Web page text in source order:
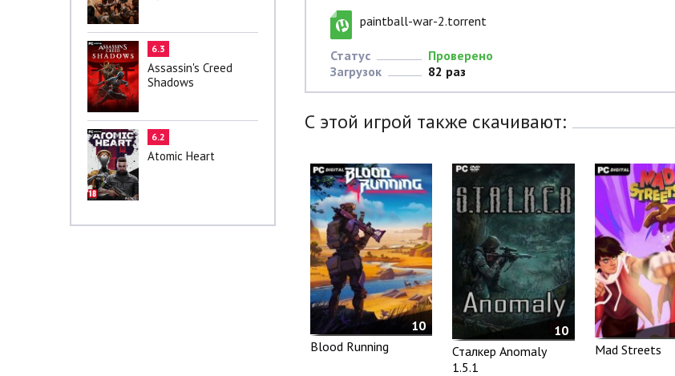
6.3
Assassin's Creed
Shadows
6.2
Atomic Heart
paintball-war-2.torrent
Статус
Проверено
Загрузок
82 раз
С этой игрой также скачивают:
10
Blood Running
10
Сталкер Anomaly
1.5.1
Mad Streets